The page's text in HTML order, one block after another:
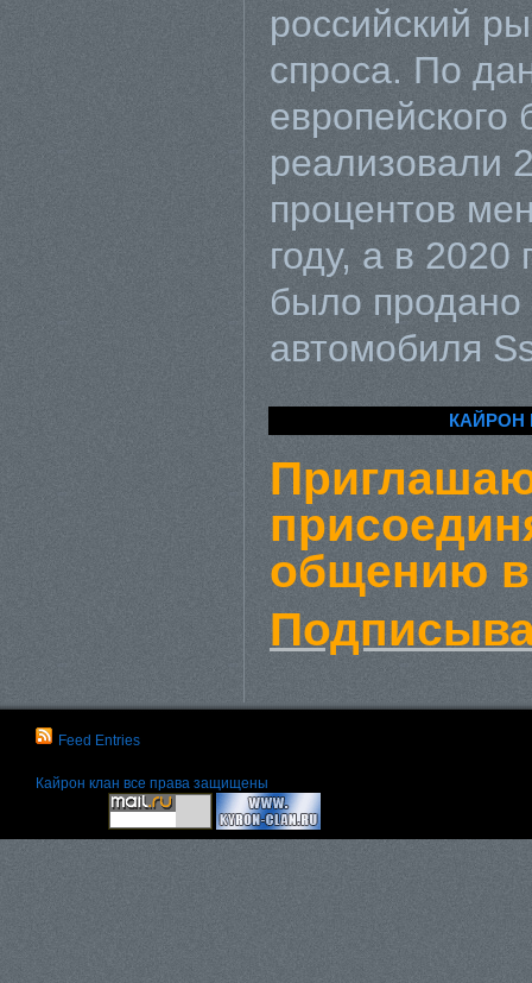
российский
спроса. По
европейского
реализовали
процентов
году, а в 2020
было продано
автомобиля
КАЙРОН
общению
Feed Entries
Кайрон клан все права защищены